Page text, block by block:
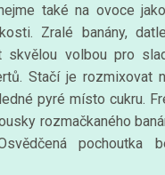
také na ovoce
Zralé banány,
skvělou volbou pro
Stačí je rozmixovat
pyré místo cukru.
rozmačkaného
pochoutka